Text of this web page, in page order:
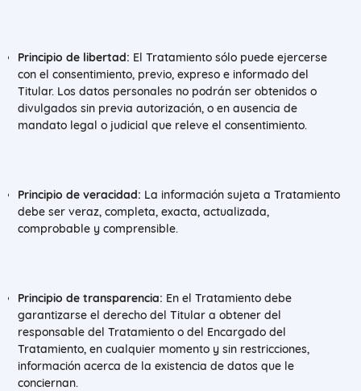
Principio de libertad: El Tratamiento sólo puede ejercerse
con el consentimiento, previo, expreso e informado del
Titular. Los datos personales no podrán ser obtenidos o
divulgados sin previa autorización, o en ausencia de
mandato legal o judicial que releve el consentimiento.
Principio de veracidad: La información sujeta a Tratamiento
debe ser veraz, completa, exacta, actualizada,
comprobable y comprensible.
Principio de transparencia: En el Tratamiento debe
garantizarse el derecho del Titular a obtener del
responsable del Tratamiento o del Encargado del
Tratamiento, en cualquier momento y sin restricciones,
información acerca de la existencia de datos que le
conciernan.